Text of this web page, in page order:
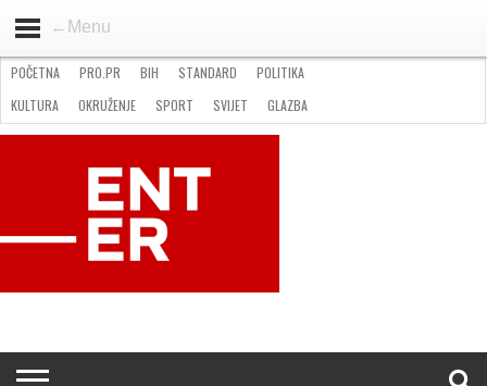
←Menu
STANDARD
GOSPODARSTVO
OKRUŽENJE
POČETNA PRO.PR BIH STANDARD
POLITIKA
KULTURA
OKRUŽENJE SPORT SVIJET
GLAZBA
NATJEČAJI
FILMING LOCATION IN BH KONTAKT